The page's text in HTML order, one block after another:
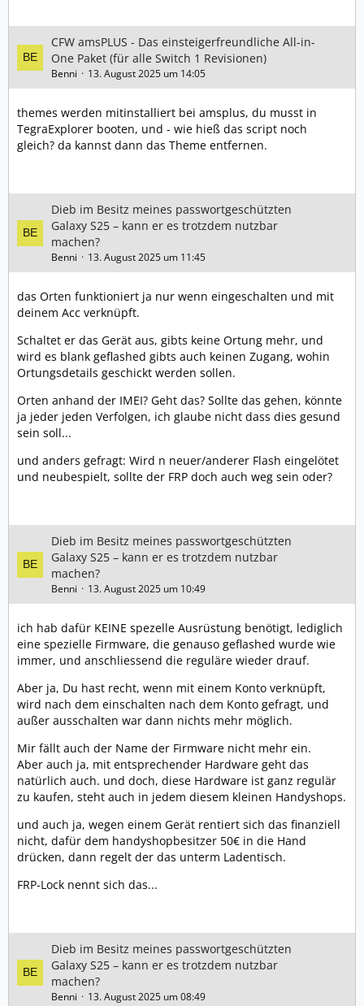
CFW amsPLUS - Das einsteigerfreundliche All-in-
One Paket (für alle Switch 1 Revisionen)
Benni 13. August 2025 um 14:05
themes werden mitinstalliert bei amsplus, du musst in
TegraExplorer booten, und - wie hieß das script noch
gleich? da kannst dann das Theme entfernen.
Dieb im Besitz meines passwortgeschützten
Galaxy S25 – kann er es trotzdem nutzbar
machen?
Benni 13. August 2025 um 11:45
das Orten funktioniert ja nur wenn eingeschalten und mit
deinem Acc verknüpft.
Schaltet er das Gerät aus, gibts keine Ortung mehr, und
wird es blank geflashed gibts auch keinen Zugang, wohin
Ortungsdetails geschickt werden sollen.
Orten anhand der IMEI? Geht das? Sollte das gehen, könnte
ja jeder jeden Verfolgen, ich glaube nicht dass dies gesund
sein soll...
und anders gefragt: Wird n neuer/anderer Flash eingelötet
und neubespielt, sollte der FRP doch auch weg sein oder?
Dieb im Besitz meines passwortgeschützten
Galaxy S25 – kann er es trotzdem nutzbar
machen?
Benni 13. August 2025 um 10:49
ich hab dafür KEINE spezelle Ausrüstung benötigt, lediglich
eine spezielle Firmware, die genauso geflashed wurde wie
immer, und anschliessend die reguläre wieder drauf.
Aber ja, Du hast recht, wenn mit einem Konto verknüpft,
wird nach dem einschalten nach dem Konto gefragt, und
außer ausschalten war dann nichts mehr möglich.
Mir fällt auch der Name der Firmware nicht mehr ein.
Aber auch ja, mit entsprechender Hardware geht das
natürlich auch. und doch, diese Hardware ist ganz regulär
zu kaufen, steht auch in jedem diesem kleinen Handyshops.
und auch ja, wegen einem Gerät rentiert sich das finanziell
nicht, dafür dem handyshopbesitzer 50€ in die Hand
drücken, dann regelt der das unterm Ladentisch.
FRP-Lock nennt sich das...
Dieb im Besitz meines passwortgeschützten
Galaxy S25 – kann er es trotzdem nutzbar
machen?
Benni 13. August 2025 um 08:49